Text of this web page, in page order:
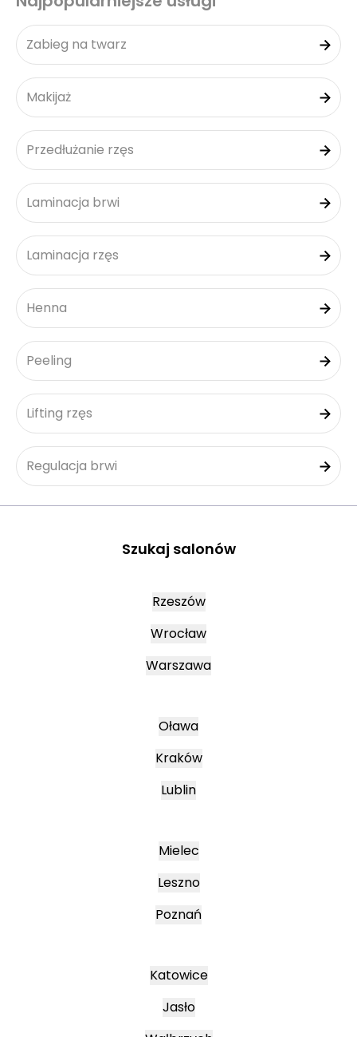
Zabieg na twarz
Makijaż
Przedłużanie rzęs
Laminacja brwi
Laminacja rzęs
Henna
Peeling
Lifting rzęs
Regulacja brwi
Szukaj salonów
Rzeszów
Wrocław
Warszawa
Oława
Kraków
Lublin
Mielec
Leszno
Poznań
Katowice
Jasło